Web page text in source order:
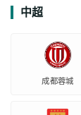
中超
成都蓉城